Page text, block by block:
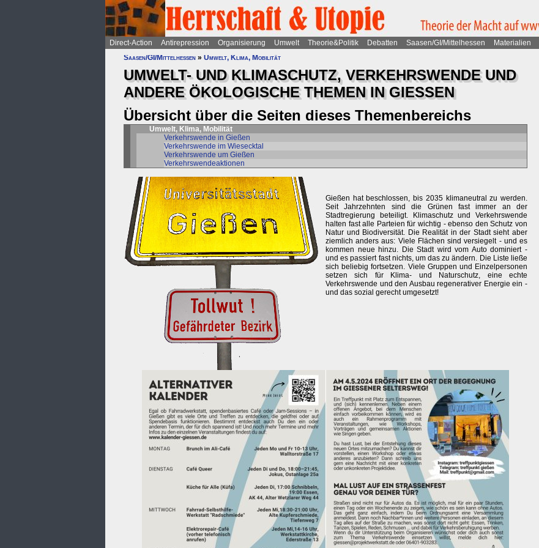
Direct-Action Antirepression Organisierung Umwelt Theorie&Politik Debatten Saasen/GI/Mittelhessen Materialien
Saasen/GI/Mittelhessen » Umwelt, Klima, Mobilität
UMWELT- UND KLIMASCHUTZ, VERKEHRSWENDE UND
ANDERE ÖKOLOGISCHE THEMEN IN GIESSEN
Übersicht über die Seiten dieses Themenbereichs
Umwelt, Klima, Mobilität
Verkehrswende in Gießen
Verkehrswende im Wiesecktal
Verkehrswende um Gießen
Verkehrswendeaktionen
Gießen hat beschlossen, bis 2035 klimaneutral zu werden.
Seit Jahrzehnten sind die Grünen fast immer an der
Stadtregierung beteiligt. Klimaschutz und Verkehrswende
halten fast alle Parteien für wichtig - ebenso den Schutz von
Natur und Biodiversität. Die Realität in der Stadt sieht aber
ziemlich anders aus: Viele Flächen sind versiegelt - und es
kommen neue hinzu. Die Stadt wird vom Auto dominiert -
und es passiert fast nichts, um das zu ändern. Die Liste ließe
sich beliebig fortsetzen. Viele Gruppen und Einzelpersonen
setzen sich für Klima- und Naturschutz, eine echte
Verkehrswende und den Ausbau regenerativer Energie ein -
und das sozial gerecht umgesetzt!